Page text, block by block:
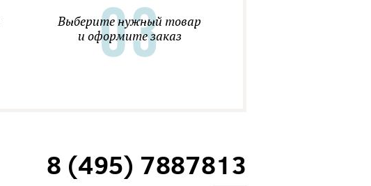
Выберите нужный товар
и оформите заказ
8 (495) 7887813